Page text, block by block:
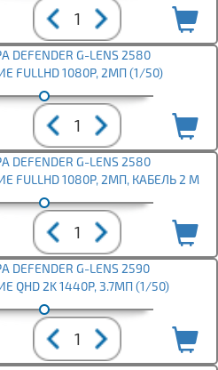
DEFENDER G-LENS 2580
FULLHD 1080P, 2МП (1/50)
DEFENDER G-LENS 2580
FULLHD 1080P, 2МП, КАБЕЛЬ 2 М
G-LENS 2590
QHD 2K 1440P, 3.7МП (1/50)